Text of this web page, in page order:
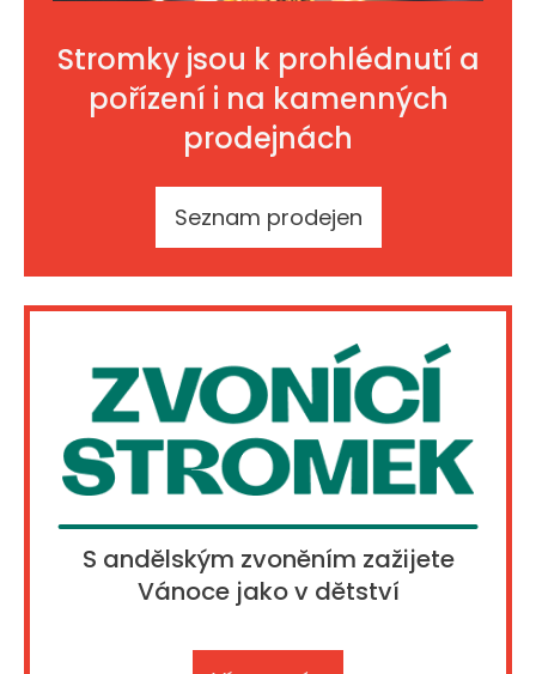
Stromky jsou k prohlédnutí a
pořízení i na kamenných
prodejnách
Seznam prodejen
S andělským zvoněním zažijete
Vánoce jako v dětství